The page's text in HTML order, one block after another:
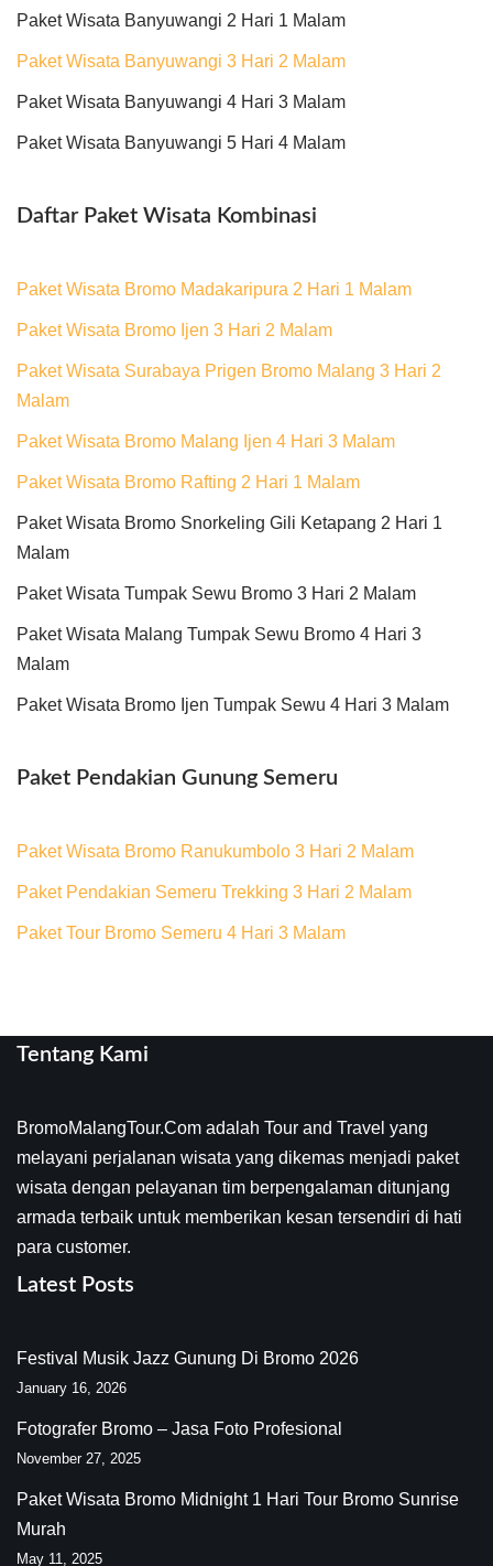
Paket Wisata Banyuwangi 2 Hari 1 Malam
Paket Wisata Banyuwangi 3 Hari 2 Malam
Paket Wisata Banyuwangi 4 Hari 3 Malam
Paket Wisata Banyuwangi 5 Hari 4 Malam
Daftar Paket Wisata Kombinasi
Paket Wisata Bromo Madakaripura 2 Hari 1 Malam
Paket Wisata Bromo Ijen 3 Hari 2 Malam
Paket Wisata Surabaya Prigen Bromo Malang 3 Hari 2
Malam
Paket Wisata Bromo Malang Ijen 4 Hari 3 Malam
Paket Wisata Bromo Rafting 2 Hari 1 Malam
Paket Wisata Bromo Snorkeling Gili Ketapang 2 Hari 1
Malam
Paket Wisata Tumpak Sewu Bromo 3 Hari 2 Malam
Paket Wisata Malang Tumpak Sewu Bromo 4 Hari 3
Malam
Paket Wisata Bromo Ijen Tumpak Sewu 4 Hari 3 Malam
Paket Pendakian Gunung Semeru
Paket Wisata Bromo Ranukumbolo 3 Hari 2 Malam
Paket Pendakian Semeru Trekking 3 Hari 2 Malam
Paket Tour Bromo Semeru 4 Hari 3 Malam
Tentang Kami
BromoMalangTour.Com adalah Tour and Travel yang
melayani perjalanan wisata yang dikemas menjadi paket
wisata dengan pelayanan tim berpengalaman ditunjang
armada terbaik untuk memberikan kesan tersendiri di hati
para customer.
Latest Posts
Festival Musik Jazz Gunung Di Bromo 2026
January 16, 2026
Fotografer Bromo – Jasa Foto Profesional
November 27, 2025
Paket Wisata Bromo Midnight 1 Hari Tour Bromo Sunrise
Murah
May 11, 2025